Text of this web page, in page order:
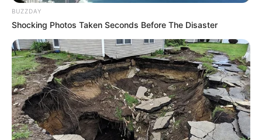
BUZZDAY
Shocking Photos Taken Seconds Before The Disaster